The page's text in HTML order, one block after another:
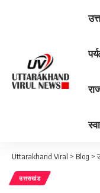
Uttarakhand Viral > Blog >
उत्तराखंड